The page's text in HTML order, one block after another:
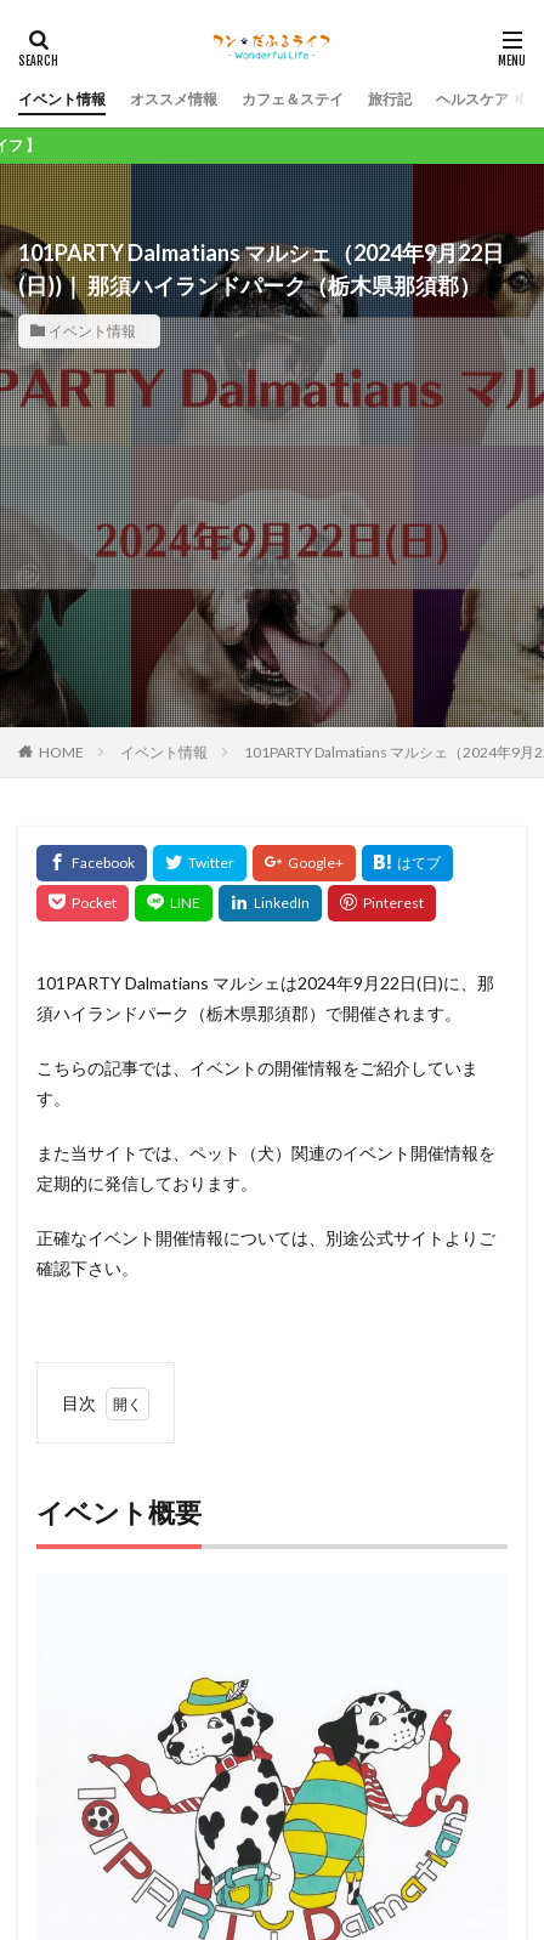
イベント情報 オススメ情報 カフェ＆ステイ 旅行記 ヘルスケア
101PARTY Dalmatians マルシェ（2024年9月22日
(日))｜ 那須ハイランドパーク（栃木県那須郡）
イベント情報
HOME イベント情報 101PARTY Dalmatians マルシェ（2024年9
101PARTY Dalmatians マルシェは2024年9月22日(日)に、那
須ハイランドパーク（栃木県那須郡）で開催されます。
こちらの記事では、イベントの開催情報をご紹介していま
す。
また当サイトでは、ペット（犬）関連のイベント開催情報を
定期的に発信しております。
正確なイベント開催情報については、別途公式サイトよりご
確認下さい。
目次
概要
その
他の
イベント概要